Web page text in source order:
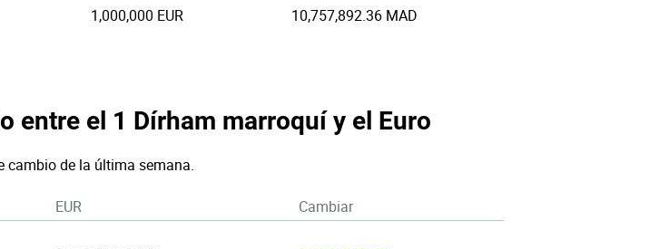
1,000,000 EUR 10,757,892.36 MAD
entre el 1 Dírham marroquí y el Euro
cambio de la última semana.
EUR Cambiar